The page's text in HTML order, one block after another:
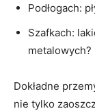
Podłogach:
Szafkach:
metalowych?
Dokładne
nie tylko